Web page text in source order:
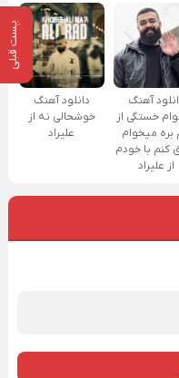
پست قبلی
آهنگ
خستگی از
بره میخوام
کنم با خودم
از علیراد
دانلود آهنگ
خوشحالی نه از
علیراد